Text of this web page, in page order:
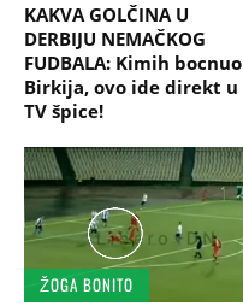
KAKVA GOLČINA U
DERBIJU NEMAČKOG
FUDBALA: Kimih bocnuo
Birkija, ovo ide direkt u
TV špice!
ŽOGA BONITO